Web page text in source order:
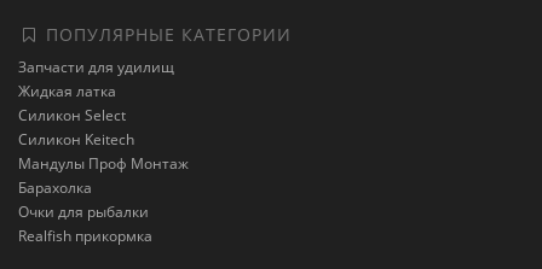
ПОПУЛЯРНЫЕ КАТЕГОРИИ
Запчасти для удилищ
Жидкая латка
Силикон Select
Силикон Keitech
Мандулы Проф Монтаж
Барахолка
Очки для рыбалки
Realfish прикормка